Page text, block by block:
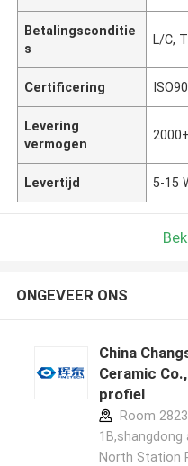
Betalingsconditie
s
L/C,
Certificering
Levering
vermogen
Levertijd 5-15
ONGEVEER ONS
China
Ceramic
profiel
Room
1B,shangdong
North Station